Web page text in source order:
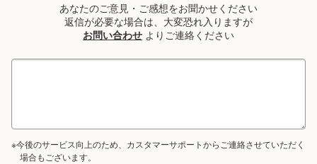
あなたのご意見・ご感想をお聞かせください
返信が必要な場合は、大変恐れ入りますが
お問い合わせ よりご連絡ください
※今後のサービス向上のため、カスタマーサポートからご連絡させていただく
場合もございます。